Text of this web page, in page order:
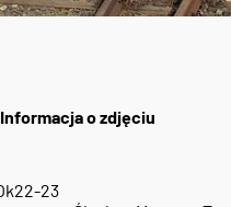
Informacja o zdjęciu
23